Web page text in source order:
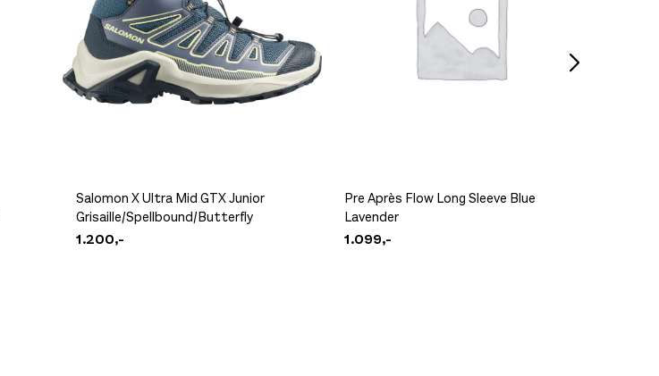
Salomon X Ultra Mid GTX Junior
Grisaille/Spellbound/Butterfly
1.200,-
Pre Après Flow Long Sleeve Blue
Lavender
1.099,-